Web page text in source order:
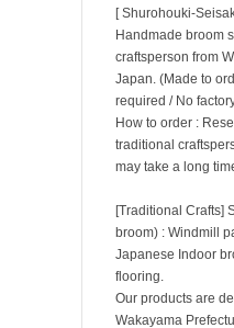
[ Shurohouki-
Handmade broom
craftsperson from
Japan. (Made to
required / No
How to order :
traditional
may take a long
[Traditional Crafts]
broom) : Windmill
Japanese Indoor
flooring.
Our products are
Wakayama